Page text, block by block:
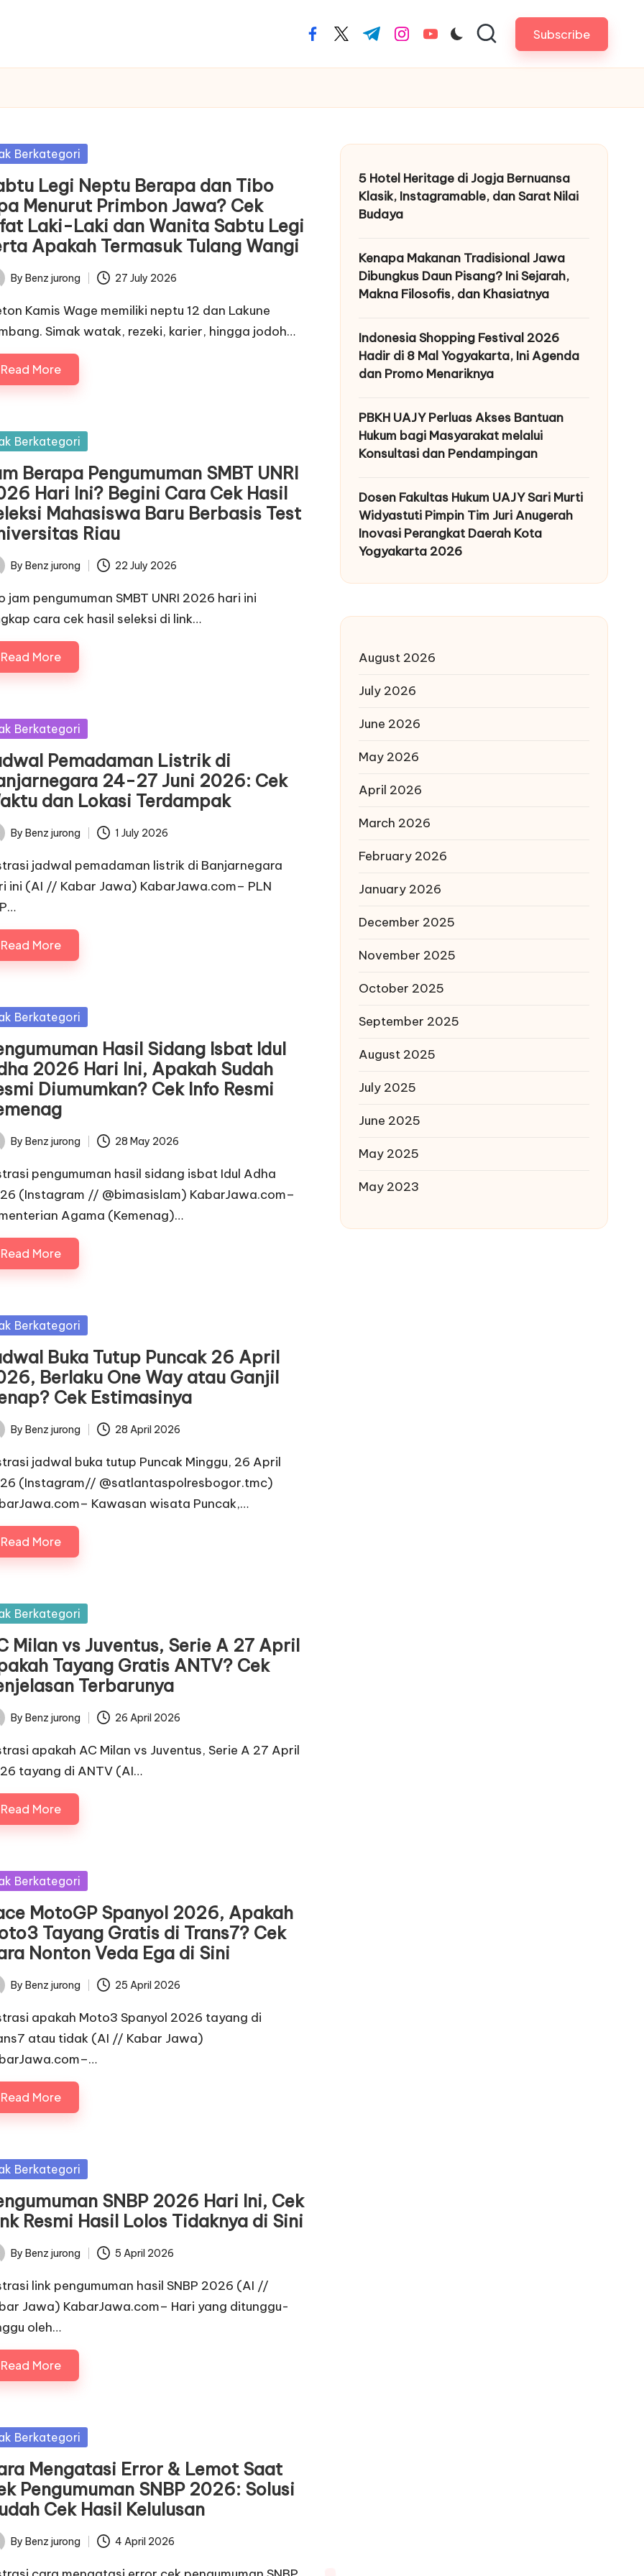
facebook.com
twitter.com
t.me instagram.com
youtube.com Subscribe
Berkategori
Legi Neptu Berapa dan Tibo
Menurut Primbon Jawa? Cek
Laki-Laki dan Wanita Sabtu Legi
Apakah Termasuk Tulang Wangi
By Benz jurong 27 July 2026
Kamis Wage memiliki neptu 12 dan Lakune
Simak watak, rezeki, karier, hingga jodoh…
Read More
Berkategori
Berapa Pengumuman SMBT UNRI
Hari Ini? Begini Cara Cek Hasil
Mahasiswa Baru Berbasis Test
Riau
By Benz jurong 22 July 2026
jam pengumuman SMBT UNRI 2026 hari ini
cara cek hasil seleksi di link…
Read More
Berkategori
Pemadaman Listrik di
24-27 Juni 2026: Cek
dan Lokasi Terdampak
By Benz jurong 1 July 2026
jadwal pemadaman listrik di Banjarnegara
ini (AI // Kabar Jawa) KabarJawa.com– PLN
Read More
Berkategori
Hasil Sidang Isbat Idul
2026 Hari Ini, Apakah Sudah
Diumumkan? Cek Info Resmi
By Benz jurong 28 May 2026
pengumuman hasil sidang isbat Idul Adha
(Instagram // @bimasislam) KabarJawa.com–
Agama (Kemenag)…
Read More
Berkategori
Buka Tutup Puncak 26 April
Berlaku One Way atau Ganjil
Cek Estimasinya
By Benz jurong 28 April 2026
jadwal buka tutup Puncak Minggu, 26 April
(Instagram// @satlantaspolresbogor.tmc)
Kawasan wisata Puncak,…
Read More
Berkategori
Milan vs Juventus, Serie A 27 April
Tayang Gratis ANTV? Cek
Terbarunya
By Benz jurong 26 April 2026
apakah AC Milan vs Juventus, Serie A 27 April
tayang di ANTV (AI…
Read More
Berkategori
MotoGP Spanyol 2026, Apakah
Tayang Gratis di Trans7? Cek
Nonton Veda Ega di Sini
By Benz jurong 25 April 2026
apakah Moto3 Spanyol 2026 tayang di
atau tidak (AI // Kabar Jawa)
Read More
Berkategori
SNBP 2026 Hari Ini, Cek
Resmi Hasil Lolos Tidaknya di Sini
By Benz jurong 5 April 2026
link pengumuman hasil SNBP 2026 (AI //
Jawa) KabarJawa.com– Hari yang ditunggu-
oleh…
Read More
Berkategori
Mengatasi Error & Lemot Saat
Pengumuman SNBP 2026: Solusi
Cek Hasil Kelulusan
By Benz jurong 4 April 2026
5 Hotel Heritage di Jogja Bernuansa
Klasik, Instagramable, dan Sarat Nilai
Budaya
Kenapa Makanan Tradisional Jawa
Dibungkus Daun Pisang? Ini Sejarah,
Makna Filosofis, dan Khasiatnya
Indonesia Shopping Festival 2026
Hadir di 8 Mal Yogyakarta, Ini Agenda
dan Promo Menariknya
PBKH UAJY Perluas Akses Bantuan
Hukum bagi Masyarakat melalui
Konsultasi dan Pendampingan
Dosen Fakultas Hukum UAJY Sari Murti
Widyastuti Pimpin Tim Juri Anugerah
Inovasi Perangkat Daerah Kota
Yogyakarta 2026
August 2026
July 2026
June 2026
May 2026
April 2026
March 2026
February 2026
January 2026
December 2025
November 2025
October 2025
September 2025
August 2025
July 2025
June 2025
May 2025
May 2023